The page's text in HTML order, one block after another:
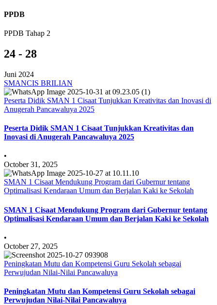
PPDB
PPDB Tahap 2
24 - 28
Juni 2024
SMANCIS BRILIAN
Peserta Didik SMAN 1 Cisaat Tunjukkan Kreativitas dan Inovasi di
Anugerah Pancawaluya 2025
Peserta Didik SMAN 1 Cisaat Tunjukkan Kreativitas dan
Inovasi di Anugerah Pancawaluya 2025
•
October 31, 2025
SMAN 1 Cisaat Mendukung Program dari Gubernur tentang
Optimalisasi Kendaraan Umum dan Berjalan Kaki ke Sekolah
SMAN 1 Cisaat Mendukung Program dari Gubernur tentang
Optimalisasi Kendaraan Umum dan Berjalan Kaki ke Sekolah
•
October 27, 2025
Peningkatan Mutu dan Kompetensi Guru Sekolah sebagai
Perwujudan Nilai-Nilai Pancawaluya
Peningkatan Mutu dan Kompetensi Guru Sekolah sebagai
Perwujudan Nilai-Nilai Pancawaluya